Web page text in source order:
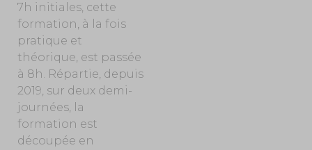
7h initiales, cette
formation, à la fois
pratique et
théorique, est passée
à 8h. Répartie, depuis
2019, sur deux demi-
journées, la
formation est
découpée en